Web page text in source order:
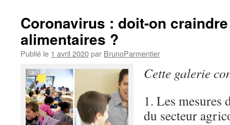
Coronavirus : doit-on
alimentaires ?
Publié le 1 avril 2020par BrunoParmentier
Cette galerie
1. Les mesures
du secteur